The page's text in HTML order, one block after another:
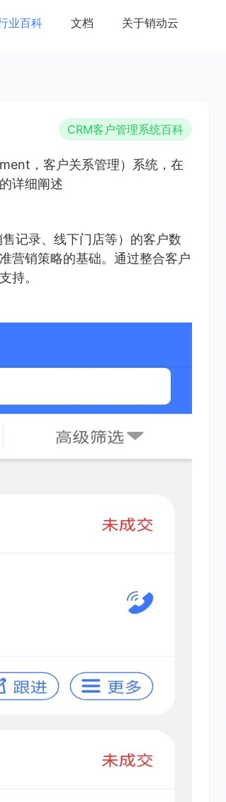
业百科 文档 关于销动云
CRM客户管理系统百科
，客户关系管理）系统，在
详细阐述
记录、线下门店等）的客户数
营销策略的基础。通过整合客户
持。